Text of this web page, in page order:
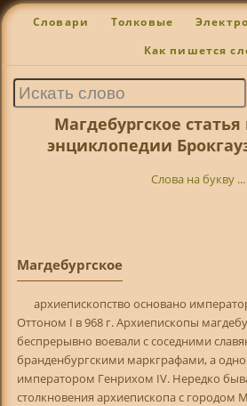
Словари Толковые
Как пишется
Магдебургское
энциклопедии
Слова на букву ...
Магдебургское
apxиeпископство основано
Оттоном I в 968 г. Apxиепископы
беспрерывно воевали с соседними
бранденбургскими маркграфами, а
императором Генрихом IV. Нередко
столкновения архиепископа с городом